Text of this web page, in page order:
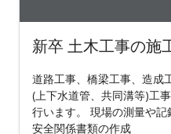
新卒 土木工事の施
道路工事、橋梁工事、造成
(上下水道管、共同溝等)工
行います。 現場の測量や
安全関係書類の作成